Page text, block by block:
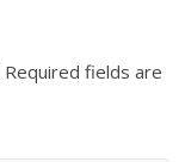
Required fields are